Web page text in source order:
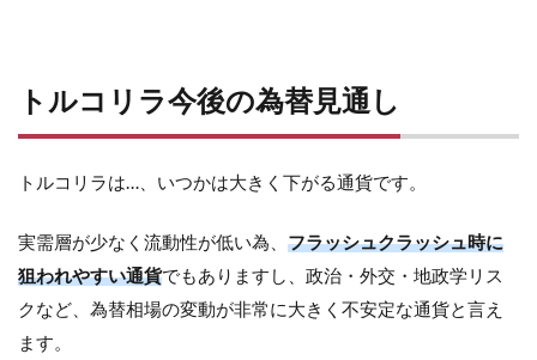
トルコリラ今後の為替見通し
トルコリラは…、いつかは大きく下がる通貨です。
実需層が少なく流動性が低い為、 フラッシュクラッシュ時に
狙われやすい通貨でもありますし、政治・外交・地政学リス
クなど、為替相場の変動が非常に大きく不安定な通貨と言え
ます。